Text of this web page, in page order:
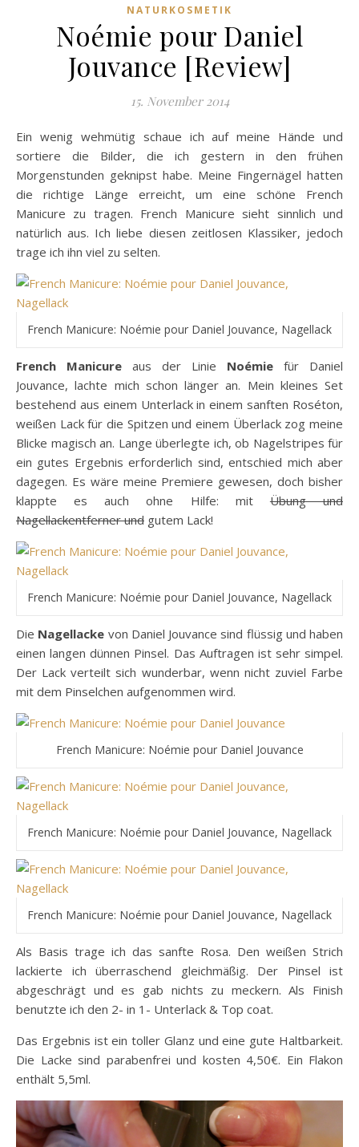
NATURKOSMETIK
Noémie pour Daniel
Jouvance [Review]
15. November 2014
Ein wenig wehmütig schaue ich auf meine Hände und
sortiere die Bilder, die ich gestern in den frühen
Morgenstunden geknipst habe. Meine Fingernägel hatten
die richtige Länge erreicht, um eine schöne French
Manicure zu tragen. French Manicure sieht sinnlich und
natürlich aus. Ich liebe diesen zeitlosen Klassiker, jedoch
trage ich ihn viel zu selten.
French Manicure: Noémie pour Daniel Jouvance, Nagellack
French Manicure aus der Linie Noémie für Daniel
Jouvance, lachte mich schon länger an. Mein kleines Set
bestehend aus einem Unterlack in einem sanften Roséton,
weißen Lack für die Spitzen und einem Überlack zog meine
Blicke magisch an. Lange überlegte ich, ob Nagelstripes für
ein gutes Ergebnis erforderlich sind, entschied mich aber
dagegen. Es wäre meine Premiere gewesen, doch bisher
klappte es auch ohne Hilfe: mitÜbung und
Nagellackentferner und gutem Lack!
French Manicure: Noémie pour Daniel Jouvance, Nagellack
Die Nagellacke von Daniel Jouvance sind flüssig und haben
einen langen dünnen Pinsel. Das Auftragen ist sehr simpel.
Der Lack verteilt sich wunderbar, wenn nicht zuviel Farbe
mit dem Pinselchen aufgenommen wird.
French Manicure: Noémie pour Daniel Jouvance
French Manicure: Noémie pour Daniel Jouvance, Nagellack
French Manicure: Noémie pour Daniel Jouvance, Nagellack
Als Basis trage ich das sanfte Rosa. Den weißen Strich
lackierte ich überraschend gleichmäßig. Der Pinsel ist
abgeschrägt und es gab nichts zu meckern. Als Finish
benutzte ich den 2- in 1- Unterlack & Top coat.
Das Ergebnis ist ein toller Glanz und eine gute Haltbarkeit.
Die Lacke sind parabenfrei und kosten 4,50€. Ein Flakon
enthält 5,5ml.